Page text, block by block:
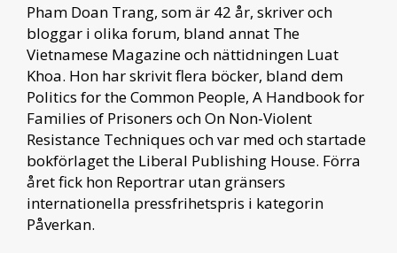
Pham Doan Trang, som är 42 år, skriver och
bloggar i olika forum, bland annat The
Vietnamese Magazine och nättidningen Luat
Khoa. Hon har skrivit flera böcker, bland dem
Politics for the Common People, A Handbook for
Families of Prisoners och On Non-Violent
Resistance Techniques och var med och startade
bokförlaget the Liberal Publishing House. Förra
året fick hon Reportrar utan gränsers
internationella pressfrihetspris i kategorin
Påverkan.